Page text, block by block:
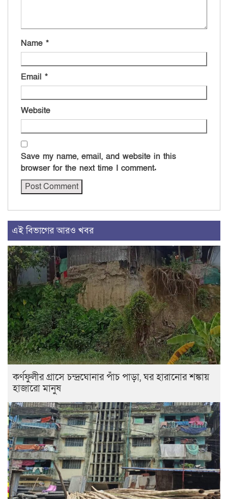
Name *
Email *
Website
Save my name, email, and website in this
browser for the next time I comment.
এই বিভাগের আরও খবর
কর্ণফুলীর গ্রাসে চন্দ্রঘোনার পাঁচ পাড়া, ঘর হারানোর শঙ্কায়
হাজারো মানুষ